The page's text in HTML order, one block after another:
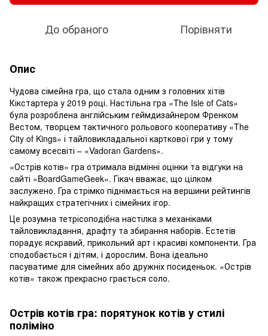
До обраного Порівняти
Опис
Чудова сімейна гра, що стала одним з головних хітів
Кікстартера у 2019 році. Настільна гра «The Isle of Cats»
була розроблена англійським геймдизайнером Френком
Вестом, творцем тактичного рольового кооперативу «The
City of Kings» і тайловикладальної карткової гри у тому
самому всесвіті – «Vadoran Gardens».
«Острів котів» гра отримала відмінні оцінки та відгуки на
сайті «BoardGameGeek». Гікач вважає, що цілком
заслужено. Гра стрімко піднімається на вершини рейтингів
найкращих стратегічних і сімейних ігор.
Це розумна тетрісоподібна настілка з механіками
тайловикладання, драфту та збирання наборів. Естетів
порадує яскравий, прикольний арт і красиві компоненти. Гра
сподобається і дітям, і дорослим. Вона ідеально
пасуватиме для сімейних або дружніх посиденьок. «Острів
котів» також прекрасно грається соло.
Острів котів гра: порятунок котів у стилі
поліміно